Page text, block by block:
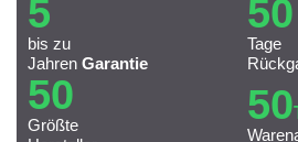
5
bis zu
Jahren Garantie
50
Tage
50
Größte
50